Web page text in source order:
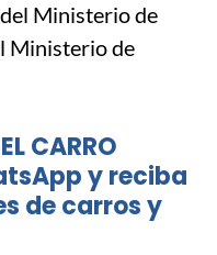
Ministerio de
Ministerio de
CARRO
y reciba
de carros y